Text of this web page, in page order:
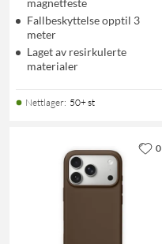
magnetfeste
Fallbeskyttelse opptil 3
meter
Laget av resirkulerte
materialer
Nettlager: 50+ st
0